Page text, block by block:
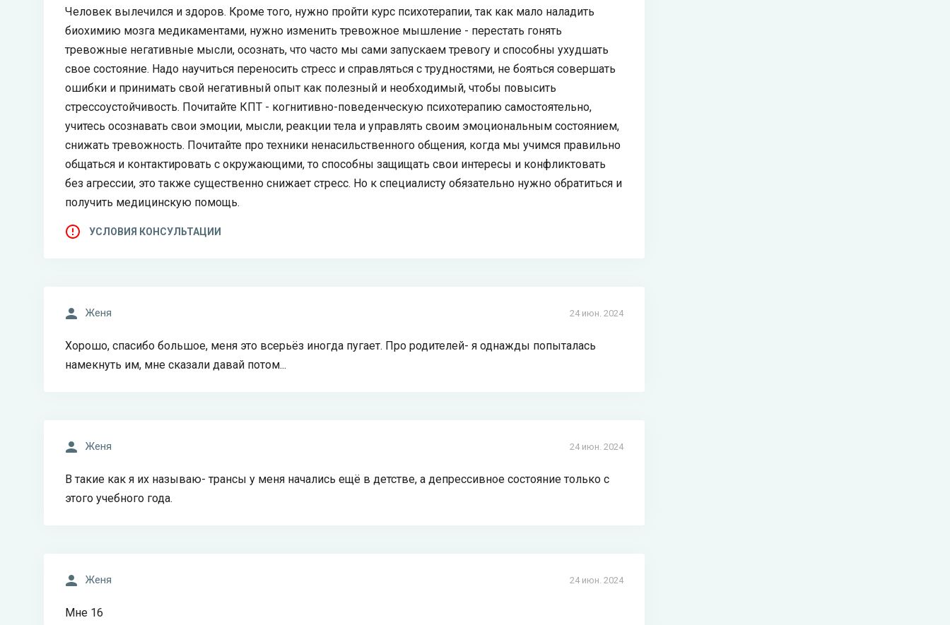
Человек вылечился и здоров. Кроме того, нужно пройти курс психотерапии, так как мало наладить
биохимию мозга медикаментами, нужно изменить тревожное мышление - перестать гонять
тревожные негативные мысли, осознать, что часто мы сами запускаем тревогу и способны ухудшать
свое состояние. Надо научиться переносить стресс и справляться с трудностями, не бояться совершать
ошибки и принимать свой негативный опыт как полезный и необходимый, чтобы повысить
стрессоустойчивость. Почитайте КПТ - когнитивно-поведенческую психотерапию самостоятельно,
учитесь осознавать свои эмоции, мысли, реакции тела и управлять своим эмоциональным состоянием,
снижать тревожность. Почитайте про техники ненасильственного общения, когда мы учимся правильно
общаться и контактировать с окружающими, то способны защищать свои интересы и конфликтовать
без агрессии, это также существенно снижает стресс. Но к специалисту обязательно нужно обратиться и
получить медицинскую помощь.
УСЛОВИЯ КОНСУЛЬТАЦИИ
24 июн. 2024
Женя
Хорошо, спасибо большое, меня это всерьёз иногда пугает. Про родителей- я однажды попыталась
намекнуть им, мне сказали давай потом...
24 июн. 2024
Женя
В такие как я их называю- трансы у меня начались ещё в детстве, а депрессивное состояние только с
этого учебного года.
24 июн. 2024
Женя
Мне 16